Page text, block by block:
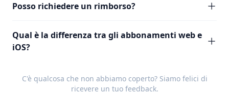
Posso richiedere un rimborso?
Qual è la differenza tra gli abbonamenti web e
iOS?
C'è qualcosa che non abbiamo coperto? Siamo felici di
ricevere un tuo feedback.